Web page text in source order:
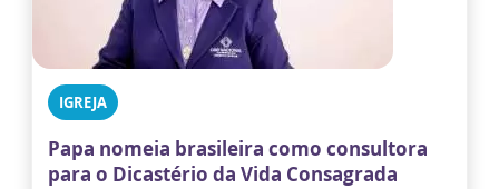
IGREJA
Papa nomeia brasileira como consultora
para o Dicastério da Vida Consagrada